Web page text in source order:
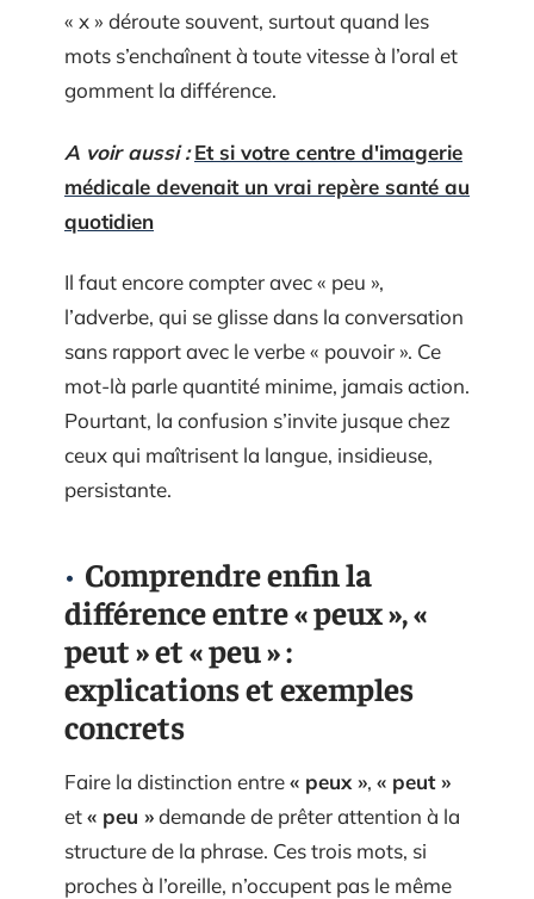
« x » déroute souvent, surtout quand les
mots s’enchaînent à toute vitesse à l’oral et
gomment la différence.
A voir aussi : Et si votre centre d'imagerie
médicale devenait un vrai repère santé au
quotidien
Il faut encore compter avec « peu »,
l’adverbe, qui se glisse dans la conversation
sans rapport avec le verbe « pouvoir ». Ce
mot-là parle quantité minime, jamais action.
Pourtant, la confusion s’invite jusque chez
ceux qui maîtrisent la langue, insidieuse,
persistante.
Comprendre enfin la
différence entre « peux », «
peut » et « peu » :
explications et exemples
concrets
Faire la distinction entre« peux », « peut »
et« peu »demande de prêter attention à la
structure de la phrase. Ces trois mots, si
proches à l’oreille, n’occupent pas le même